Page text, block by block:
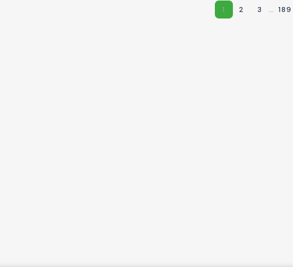
1 2 3 … 189